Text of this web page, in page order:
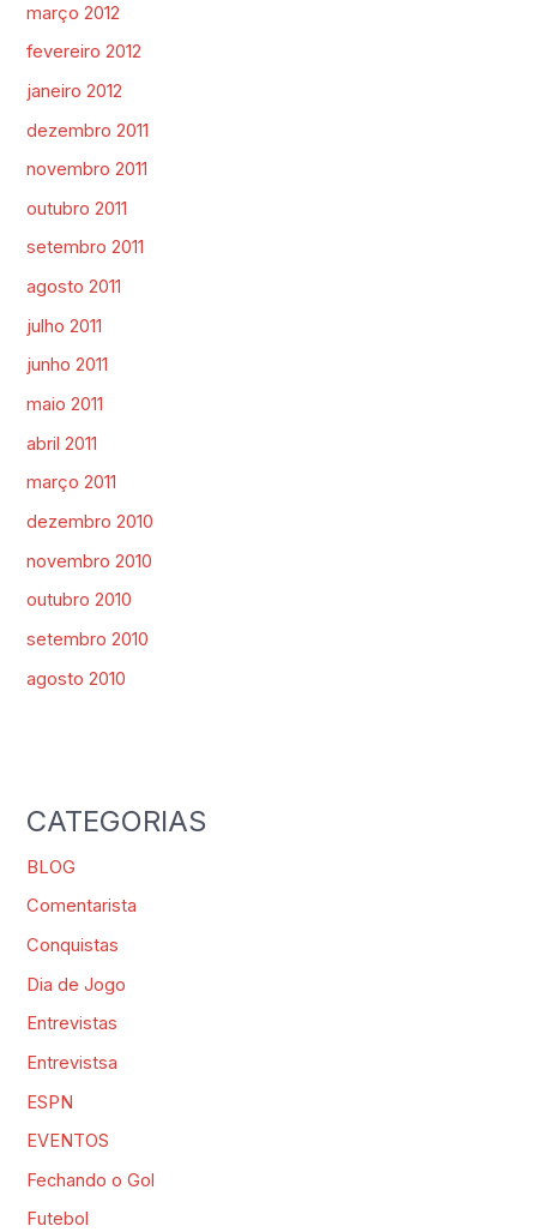
março 2012
fevereiro 2012
janeiro 2012
dezembro 2011
novembro 2011
outubro 2011
setembro 2011
agosto 2011
julho 2011
junho 2011
maio 2011
abril 2011
março 2011
dezembro 2010
novembro 2010
outubro 2010
setembro 2010
agosto 2010
CATEGORIAS
BLOG
Comentarista
Conquistas
Dia de Jogo
Entrevistas
Entrevistsa
ESPN
EVENTOS
Fechando o Gol
Futebol